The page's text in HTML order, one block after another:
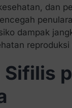
dan
dampak
reproduksi
Sifilis